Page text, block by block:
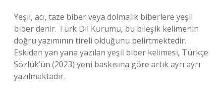
Yeşil, acı, taze biber veya dolmalık biberlere yeşil
biber denir. Türk Dil Kurumu, bu bileşik kelimenin
doğru yazımının tireli olduğunu belirtmektedir.
Eskiden yan yana yazılan yeşil biber kelimesi, Türkçe
Sözlük’ün (2023) yeni baskısına göre artık ayrı ayrı
yazılmaktadır.